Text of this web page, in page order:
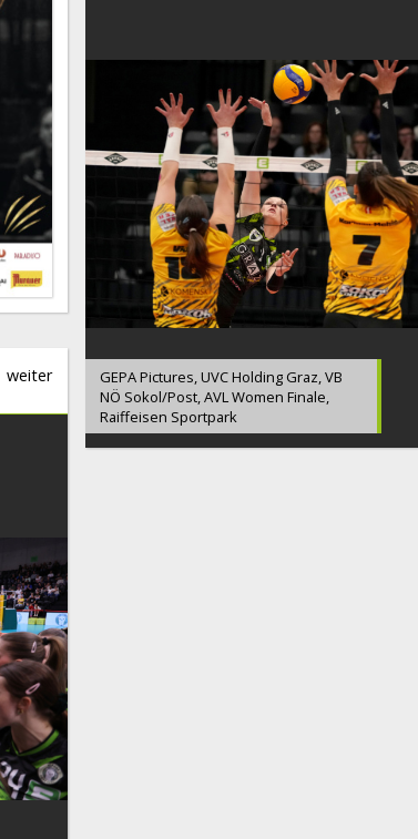
weiter
GEPA Pictures, UVC Holding Graz, VB
NÖ Sokol/Post, AVL Women Finale,
Raiffeisen Sportpark